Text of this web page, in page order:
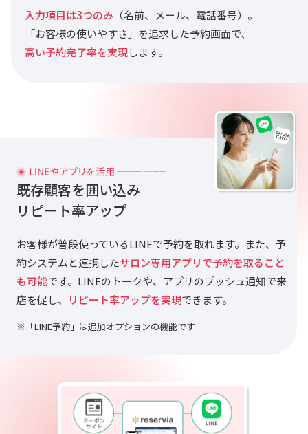
入力項目は3つのみ （名前、メール、電話番号）。
「お客様の使いやすさ」を追求した予約画面で、
高い予約完了率を実現します。
既存顧客を囲い込み
リピート率アップ
お客様が普段使っているLINEで予約を取れます。また、予
約システムと連携したサロン専用アプリで予約を取ること
も可能です。LINEのトークや、アプリのプッシュ通知で来
店を促し、
リピート率アップを実現できます。
※「LINE予約」は追加オプションの機能です